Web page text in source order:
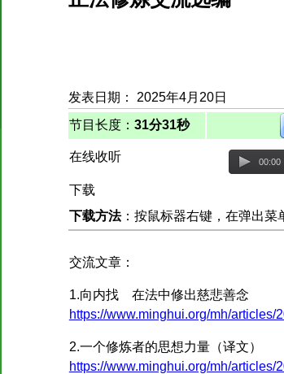
发表日期： 2025年4月20日
节目长度： 31分31秒
在线收听 00:00
下载
下载方法：按鼠标器右键，在弹出菜
交流文章：
1.向内找 在法中修出慈悲善念
https://www.minghui.org/mh/articles/
2.一个修炼者的思想力量（译文）
https://www.minghui.org/mh/articles/